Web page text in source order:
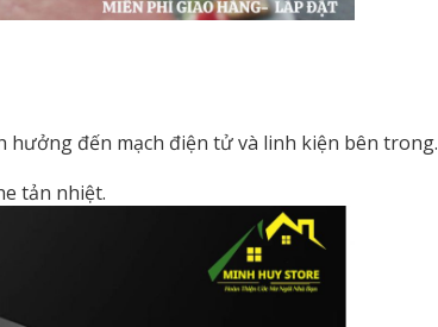
hưởng đến mạch điện tử và linh kiện bên trong.
tản nhiệt.